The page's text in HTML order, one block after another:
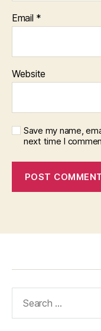
Email *
Website
Save my name,
next time I